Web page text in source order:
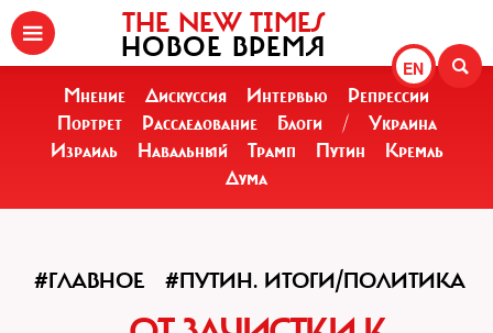
EN
THE NEW TIMES
НОВОЕ ВРЕМЯ
Мнение Дискуссия Интервью
Репрессии
Портрет
Расследование Блоги /
Украина
Израиль
Навальный Трамп Путин
Кремль
Дума
#ГЛАВНОЕ #ПУТИН. ИТОГИ/ПОЛИТИКА